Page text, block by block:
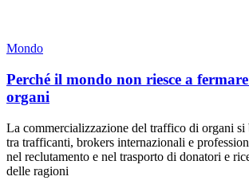
Mondo
Perché il mondo non riesce a
organi
La commercializzazione del traffico di organi si
tra trafficanti, brokers internazionali e
nel reclutamento e nel trasporto di donatori e
delle ragioni